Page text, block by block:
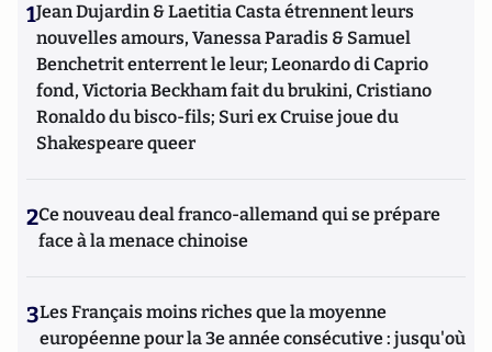
1Jean Dujardin & Laetitia Casta étrennent leurs
nouvelles amours, Vanessa Paradis & Samuel
Benchetrit enterrent le leur; Leonardo di Caprio
fond, Victoria Beckham fait du brukini, Cristiano
Ronaldo du bisco-fils; Suri ex Cruise joue du
Shakespeare queer
2Ce nouveau deal franco-allemand qui se prépare
face à la menace chinoise
3Les Français moins riches que la moyenne
européenne pour la 3e année consécutive : jusqu'où